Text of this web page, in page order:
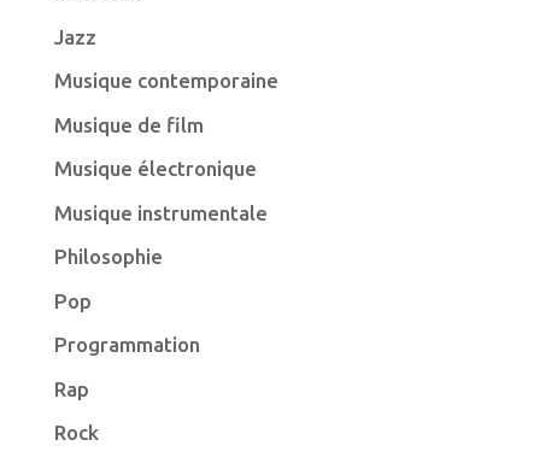
Jazz
Musique contemporaine
Musique de film
Musique électronique
Musique instrumentale
Philosophie
Pop
Programmation
Rap
Rock